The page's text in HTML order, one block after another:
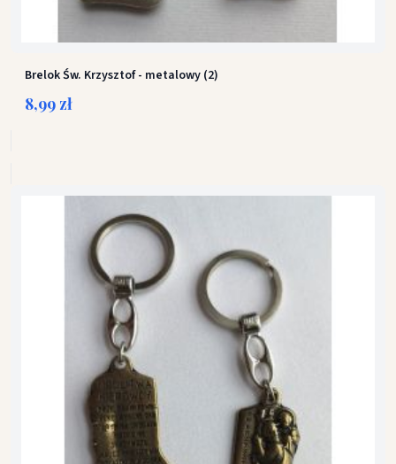
Brelok Św. Krzysztof - metalowy (2)
8,99 zł